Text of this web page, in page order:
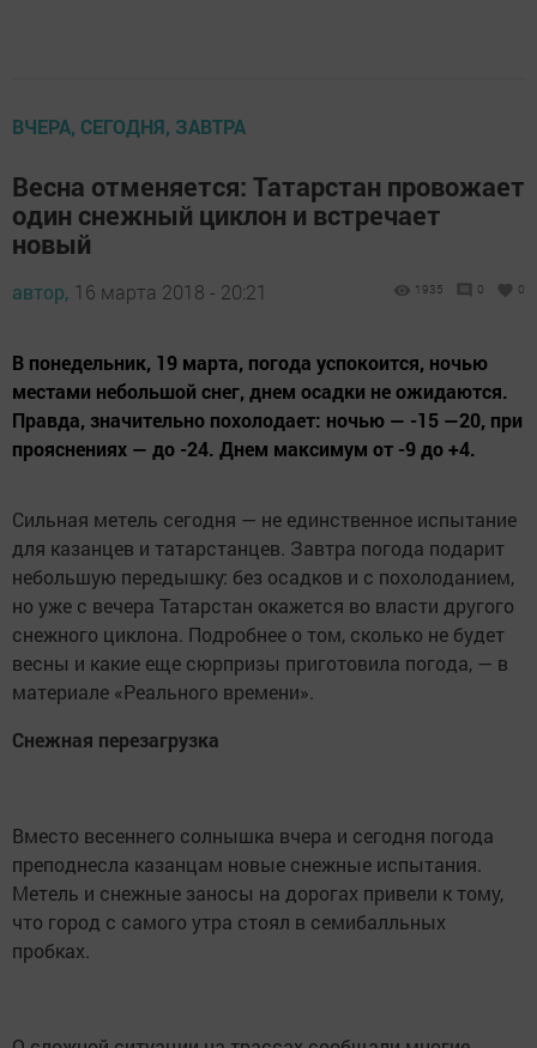
ВЧЕРА, СЕГОДНЯ, ЗАВТРА
Весна отменяется: Татарстан провожает
один снежный циклон и встречает
новый
автор, 16 марта 2018 - 20:21 1935 0 0
В понедельник, 19 марта, погода успокоится, ночью
местами небольшой снег, днем осадки не ожидаются.
Правда, значительно похолодает: ночью — -15 —20, при
прояснениях — до -24. Днем максимум от -9 до +4.
Сильная метель сегодня — не единственное испытание
для казанцев и татарстанцев. Завтра погода подарит
небольшую передышку: без осадков и с похолоданием,
но уже с вечера Татарстан окажется во власти другого
снежного циклона. Подробнее о том, сколько не будет
весны и какие еще сюрпризы приготовила погода, — в
материале «Реального времени».
Снежная перезагрузка
Вместо весеннего солнышка вчера и сегодня погода
преподнесла казанцам новые снежные испытания.
Метель и снежные заносы на дорогах привели к тому,
что город с самого утра стоял в семибалльных
пробках.